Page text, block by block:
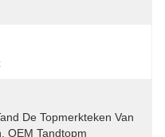
De Topmerkteken Van
OEM Tandtopm